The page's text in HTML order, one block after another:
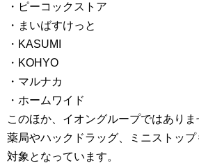
・ピーコックストア
・まいばすけっと
・KASUMI
・KOHYO
・マルナカ
・ホームワイド
このほか、イオングループではあり
薬局やハックドラッグ、ミニストッ
対象となっています。